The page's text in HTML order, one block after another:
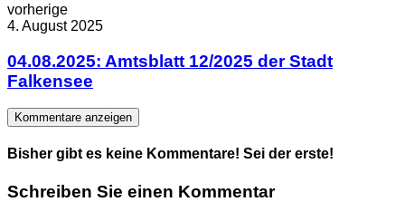
vorherige
4. August 2025
04.08.2025: Amtsblatt 12/2025 der Stadt
Falkensee
Kommentare anzeigen
Bisher gibt es keine Kommentare! Sei der erste!
Schreiben Sie einen Kommentar